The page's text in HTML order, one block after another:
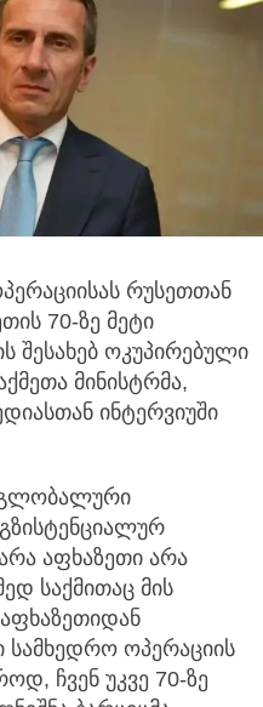
რუსეთთან
70-ზე მეტი
შესახებ ოკუპირებული
მინისტრმა,
ინტერვიუში
გლობალური
აფხაზეთი არა
საქმითაც მის
სამხედრო ოპერაციის
ჩვენ უკვე 70-ზე